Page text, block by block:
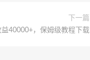
下一篇
40000+，保姆级教程下载